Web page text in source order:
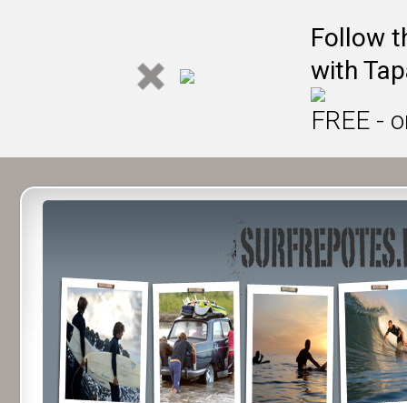
Follow
with
FREE -